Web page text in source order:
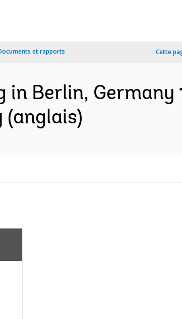
et rapports Cette
in Berlin, Germany